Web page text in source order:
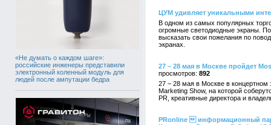
«Не думать о каждом шаге»:
российские инженеры представили
электронный коленный модуль для
людей после ампутации бедра
ЦУМ удивляет уникальными
В одном из самых популярных
огромные светодиодные экраны.
высказать свои пожелания по
экранах.
27 – 28 мая в Москве пройдет
892
27 – 28 мая в Москве в концертном
Marketing Show, на которой
PR, креативные директора и
PRonline  информационный